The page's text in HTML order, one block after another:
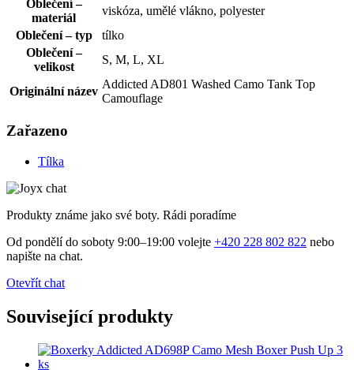
Oblečení –
materiál
viskóza, umělé vlákno, polyester
Oblečení – typ
tílko
Oblečení –
velikost
S, M, L, XL
Originální název
Addicted AD801 Washed Camo Tank Top
Camouflage
Zařazeno
Tílka
Produkty známe jako své boty. Rádi poradíme
Od pondělí do soboty 9:00–19:00 volejte +420 228 802 822 nebo
napište na chat.
Otevřít chat
Související produkty